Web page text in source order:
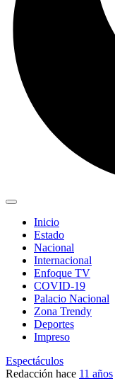
Inicio
Estado
Nacional
Internacional
Enfoque TV
COVID-19
Palacio Nacional
Zona Trendy
Deportes
Impreso
Espectáculos
Redacción hace 11 años